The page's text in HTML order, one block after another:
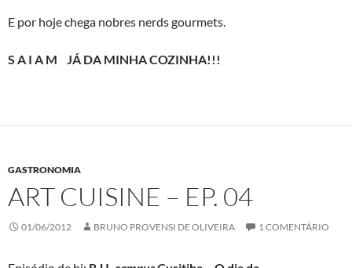
E por hoje chega nobres nerds gourmets.
S A I A M JÁ DA MINHA COZINHA!!!
GASTRONOMIA
ART CUISINE – EP. 04
01/06/2012 BRUNO PROVENSI DE OLIVEIRA 1 COMENTÁRIO